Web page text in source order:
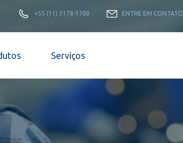
+55 (11) 3178-1700 ENTRE EM CONTATO
Serviços